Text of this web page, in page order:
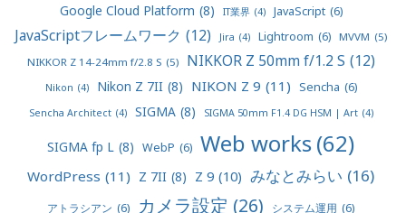
Google Cloud Platform (8) IT業界 (4) JavaScript (6)
JavaScriptフレームワーク (12) Jira (4) Lightroom (6) MVVM (5)
NIKKOR Z 14-24mm f/2.8 S (5) NIKKOR Z 50mm f/1.2 S (12)
Nikon (4) Nikon Z 7II (8) NIKON Z 9 (11) Sencha (6)
Sencha Architect (4) SIGMA (8) SIGMA 50mm F1.4 DG HSM | Art (4)
SIGMA fp L (8) WebP (6) Web works(62)
WordPress (11) Z 7II (8) Z 9 (10) みなとみらい (16)
アトラシアン (6) カメラ設定 (26) システム運用 (6)